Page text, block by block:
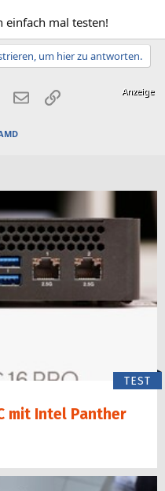
einfach mal testen!
um hier zu antworten.
E-MailLink
TEST
mit Intel Panther